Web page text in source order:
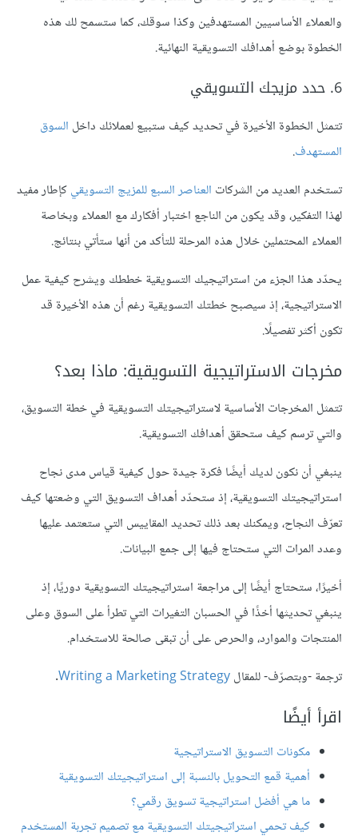
والعملاء الأساسيين المستهدفين وكذا سوقك، كما ستسمح لك هذه
الخطوة بوضع أهدافك التسويقية النهائية.
6. حدد مزيجك التسويقي
تتمثل الخطوة الأخيرة في تحديد كيف ستبيع لعملائك داخل السوق
المستهدف.
تستخدم العديد من الشركات العناصر السبع للمزيج التسويقيكإطار مفيد
لهذا التفكير، وقد يكون من الناجع اختبار أفكارك مع العملاء وبخاصة
العملاء المحتملين خلال هذه المرحلة للتأكد من أنها ستأتي بنتائج.
يحدّد هذا الجزء من استراتيجيك التسويقية خططك ويشرح كيفية عمل
الاستراتيجية، إذ سيصبح خطتك التسويقية رغم أن هذه الأخيرة قد
تكون أكثر تفصيلًا.
مخرجات الاستراتيجية التسويقية: ماذا بعد؟
تتمثل المخرجات الأساسية لاستراتيجيتك التسويقية في خطة التسويق،
والتي ترسم كيف ستحقق أهدافك التسويقية.
ينبغي أن نكون لديك أيضًا فكرة جيدة حول كيفية قياس مدى نجاح
استراتيجيتك التسويقية، إذ ستحدّد أهداف التسويق التي وضعتها كيف
تعرّف النجاح، ويمكنك بعد ذلك تحديد المقاييس التي ستعتمد عليها
وعدد المرات التي ستحتاج فيها إلى جمع البيانات.
أخيرًا، ستحتاج أيضًا إلى مراجعة استراتيجيتك التسويقية دوريًا، إذ
ينبغي تحديثها أخذًا في الحسبان التغيرات التي تطرأ على السوق وعلى
المنتجات والموارد، والحرص على أن تبقى صالحة للاستخدام.
ترجمة -وبتصرّف- للمقالWriting a Marketing Strategy
.
اقرأ أيضًا
مكونات التسويق الاستراتيجية
أهمية قمع التحويل بالنسبة إلى استراتيجيتك التسويقية
ما هي أفضل استراتيجية تسويق رقمي؟
كيف تحمي استراتيجيتك التسويقية مع تصميم تجربة المستخدم